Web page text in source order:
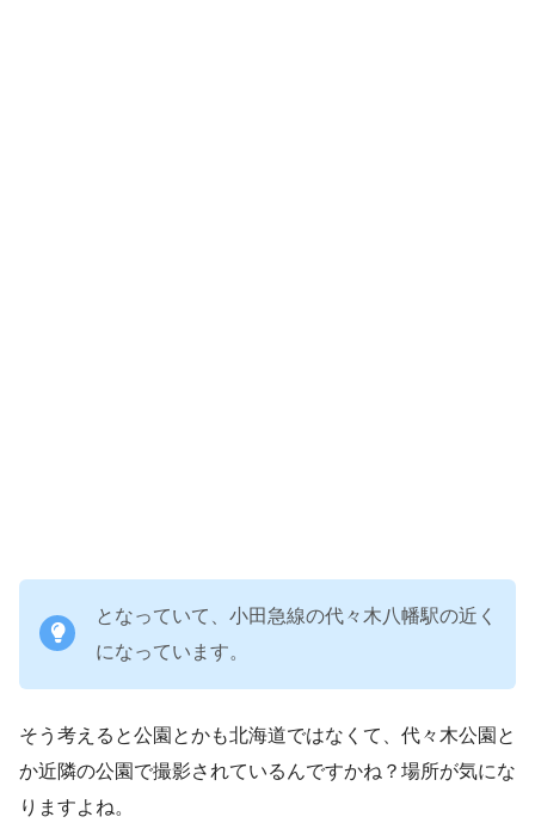
となっていて、小田急線の代々木八幡駅の近く
になっています。
そう考えると公園とかも北海道ではなくて、代々木公園と
か近隣の公園で撮影されているんですかね？場所が気にな
りますよね。